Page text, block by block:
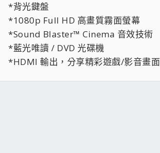
*背光鍵盤
*1080p Full HD 高畫質霧面螢幕
*Sound Blaster™ Cinema 音效技術
*藍光唯讀 / DVD 光碟機
*HDMI 輸出，分享精彩遊戲/影音畫面